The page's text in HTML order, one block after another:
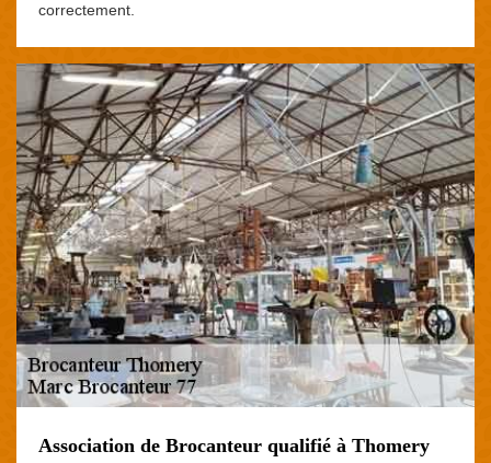
correctement.
Association de Brocanteur qualifié à Thomery